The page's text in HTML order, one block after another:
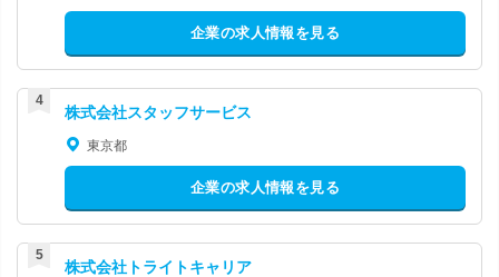
企業の求人情報を見る
株式会社スタッフサービス
東京都
企業の求人情報を見る
株式会社トライトキャリア